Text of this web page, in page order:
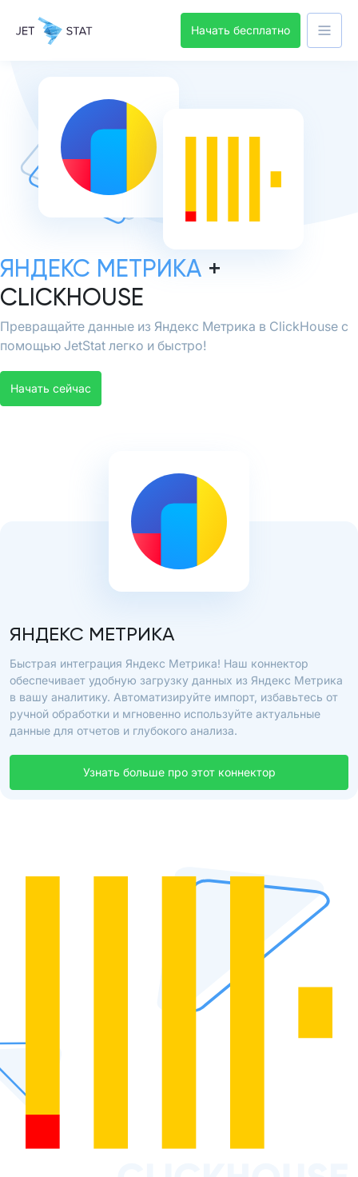
Начать бесплатно
ЯНДЕКС МЕТРИКА +
CLICKHOUSE
Превращайте данные из Яндекс Метрика в ClickHouse с
помощью JetStat легко и быстро!
Начать сейчас
ЯНДЕКС МЕТРИКА
Быстрая интеграция Яндекс Метрика! Наш коннектор
обеспечивает удобную загрузку данных из Яндекс Метрика
в вашу аналитику. Автоматизируйте импорт, избавьтесь от
ручной обработки и мгновенно используйте актуальные
данные для отчетов и глубокого анализа.
Узнать больше про этот коннектор